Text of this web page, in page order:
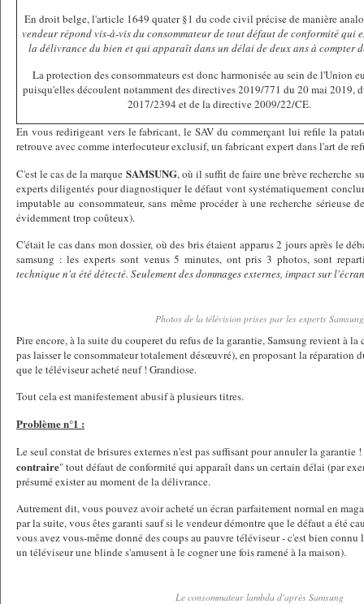
En droit belge, l'article 1649 quater §1 du code civil précise de manière
vendeur répond vis-à-vis du consommateur de tout défaut de conformité qui
la délivrance du bien et qui apparaît dans un délai de deux ans à compter
La protection des consommateurs est donc harmonisée au sein de l'Union
puisqu'elles découlent notamment des directives 2019/771 du 20 mai 2019,
2017/2394 et de la directive 2009/22/CE.
En vous redirigeant vers le fabricant, le SAV du commerçant lui refile la
retrouve avec comme interlocuteur exclusif, un fabricant expert dans l'art de
C'est le cas de la marque SAMSUNG, où il suffit de faire une brève recherche
experts diligentés pour diagnostiquer le défaut vont systématiquement
imputable au consommateur, sans même procéder à une recherche sérieuse
évidemment trop coûteux).
C'était le cas dans mon dossier, où des bris étaient apparus 2 jours après le
samsung : les experts sont venus 5 minutes, ont pris 3 photos, sont
technique n'a été détecté. Seulement des dommages externes, impact sur l'écran
Photos de la télévision prises par les experts Samsung
Pire encore, à la suite du couperet du refus de la garantie, Samsung revient à
pas laisser le consommateur totalement désœuvré), en proposant la réparation
que le téléviseur acheté neuf ! Grandiose.
Tout cela est manifestement abusif à plusieurs titres.
Problème n°1 :
Le seul constat de brisures externes n'est pas suffisant pour annuler la garantie
contraire" tout défaut de conformité qui apparaît dans un certain délai (par
présumé exister au moment de la délivrance.
Autrement dit, vous pouvez avoir acheté un écran parfaitement normal en
par la suite, vous êtes garanti sauf si le vendeur démontre que le défaut a été
vous avez vous-même donné des coups au pauvre téléviseur - c'est bien
un téléviseur une blinde s'amusent à le cogner une fois ramené à la maison).
Le consommateur lambda d'après Samsung